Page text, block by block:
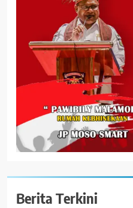
Berita Terkini